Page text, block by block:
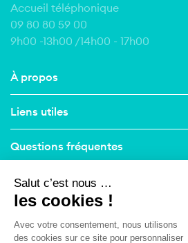
À propos
Liens utiles
Questions fréquentes
Accueil téléphonique
09 80 80 59 00
9h00 -13h00 /14h00 - 17h00
Contact
Salut c’est nous …
les cookies !
Avec votre consentement, nous utilisons
des cookies sur ce site pour personnaliser